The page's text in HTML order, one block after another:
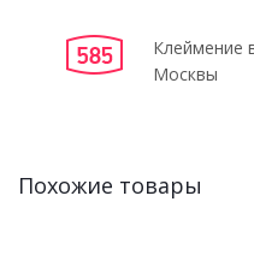
Клеймение
Москвы
Похожие товары